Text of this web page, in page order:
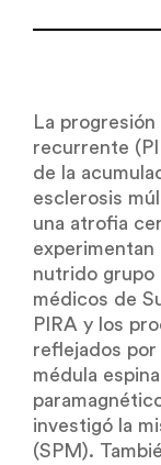
La
recurrente
de la
esclerosis
una atrofia
experimentan
nutrido grupo
médicos de
PIRA y los
reflejados
médula
investigó la
(SPM).